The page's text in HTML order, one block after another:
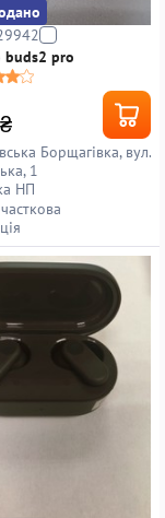
buds2 pro
₴
Борщагівка, вул.
1
НП